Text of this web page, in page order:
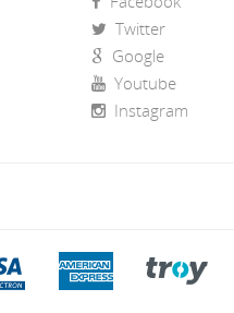
Twitter
Google
Youtube
Instagram